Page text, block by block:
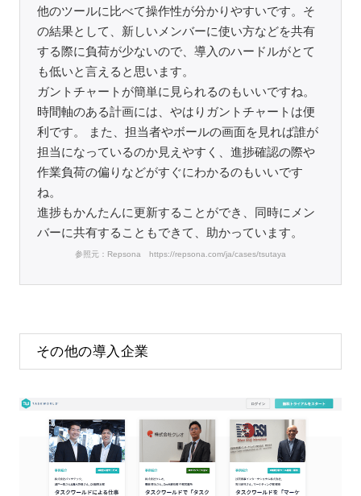
他のツールに比べて操作性が分かりやすいです。そ
の結果として、新しいメンバーに使い方などを共有
する際に負荷が少ないので、導入のハードルがとて
も低いと言えると思います。
ガントチャートが簡単に見られるのもいいですね。
時間軸のある計画には、やはりガントチャートは便
利です。 また、担当者やボールの画面を見れば誰が
担当になっているのか見えやすく、進捗確認の際や
作業負荷の偏りなどがすぐにわかるのもいいです
ね。
進捗もかんたんに更新することができ、同時にメン
バーに共有することもできて、助かっています。
参照元：Repsona https://repsona.com/ja/cases/tsutaya
その他の導入企業